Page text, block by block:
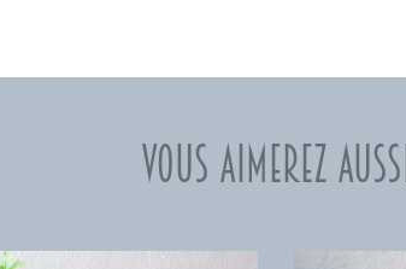
Vous aimerez aussi